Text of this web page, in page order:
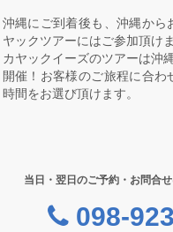
沖縄にご到着後も、沖縄から
ヤックツアーにはご参加頂け
カヤックイーズのツアーは沖
開催！お客様のご旅程に合わ
時間をお選び頂けます。
当日・翌日のご予約・お問合
098-